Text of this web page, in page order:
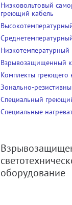
Низковольтовый
греющий кабель
Низкотемпературный
Взрывозащищенный
Комплекты греющего
Зонально-
Специальный
Специальные
оборудование